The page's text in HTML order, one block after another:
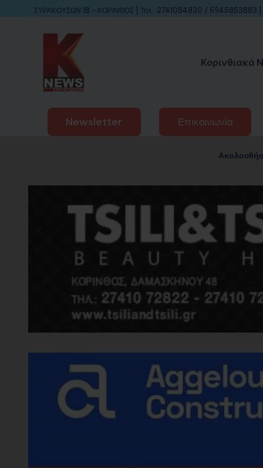
ΣΥΡΑΚΟΥΣΩΝ 18 - ΚΟΡΙΝΘΟΣ | Τηλ.: 2741084830 / 6945853883
Κορινθιακά
Newsletter Επικοινωνία